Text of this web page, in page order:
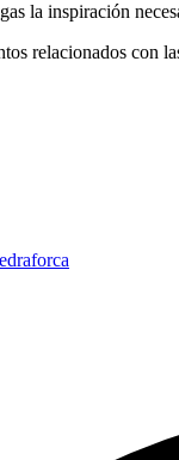
la inspiración
relacionados con